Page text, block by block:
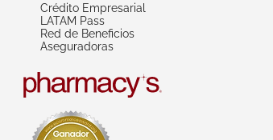
Crédito Empresarial
LATAM Pass
Red de Beneficios
Aseguradoras